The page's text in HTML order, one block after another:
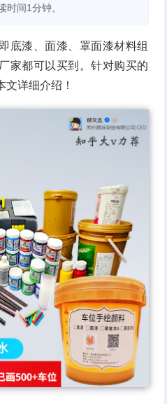
时间1分钟。
底漆、面漆、罩面漆材料组
家都可以买到。针对购买的
详细介绍！